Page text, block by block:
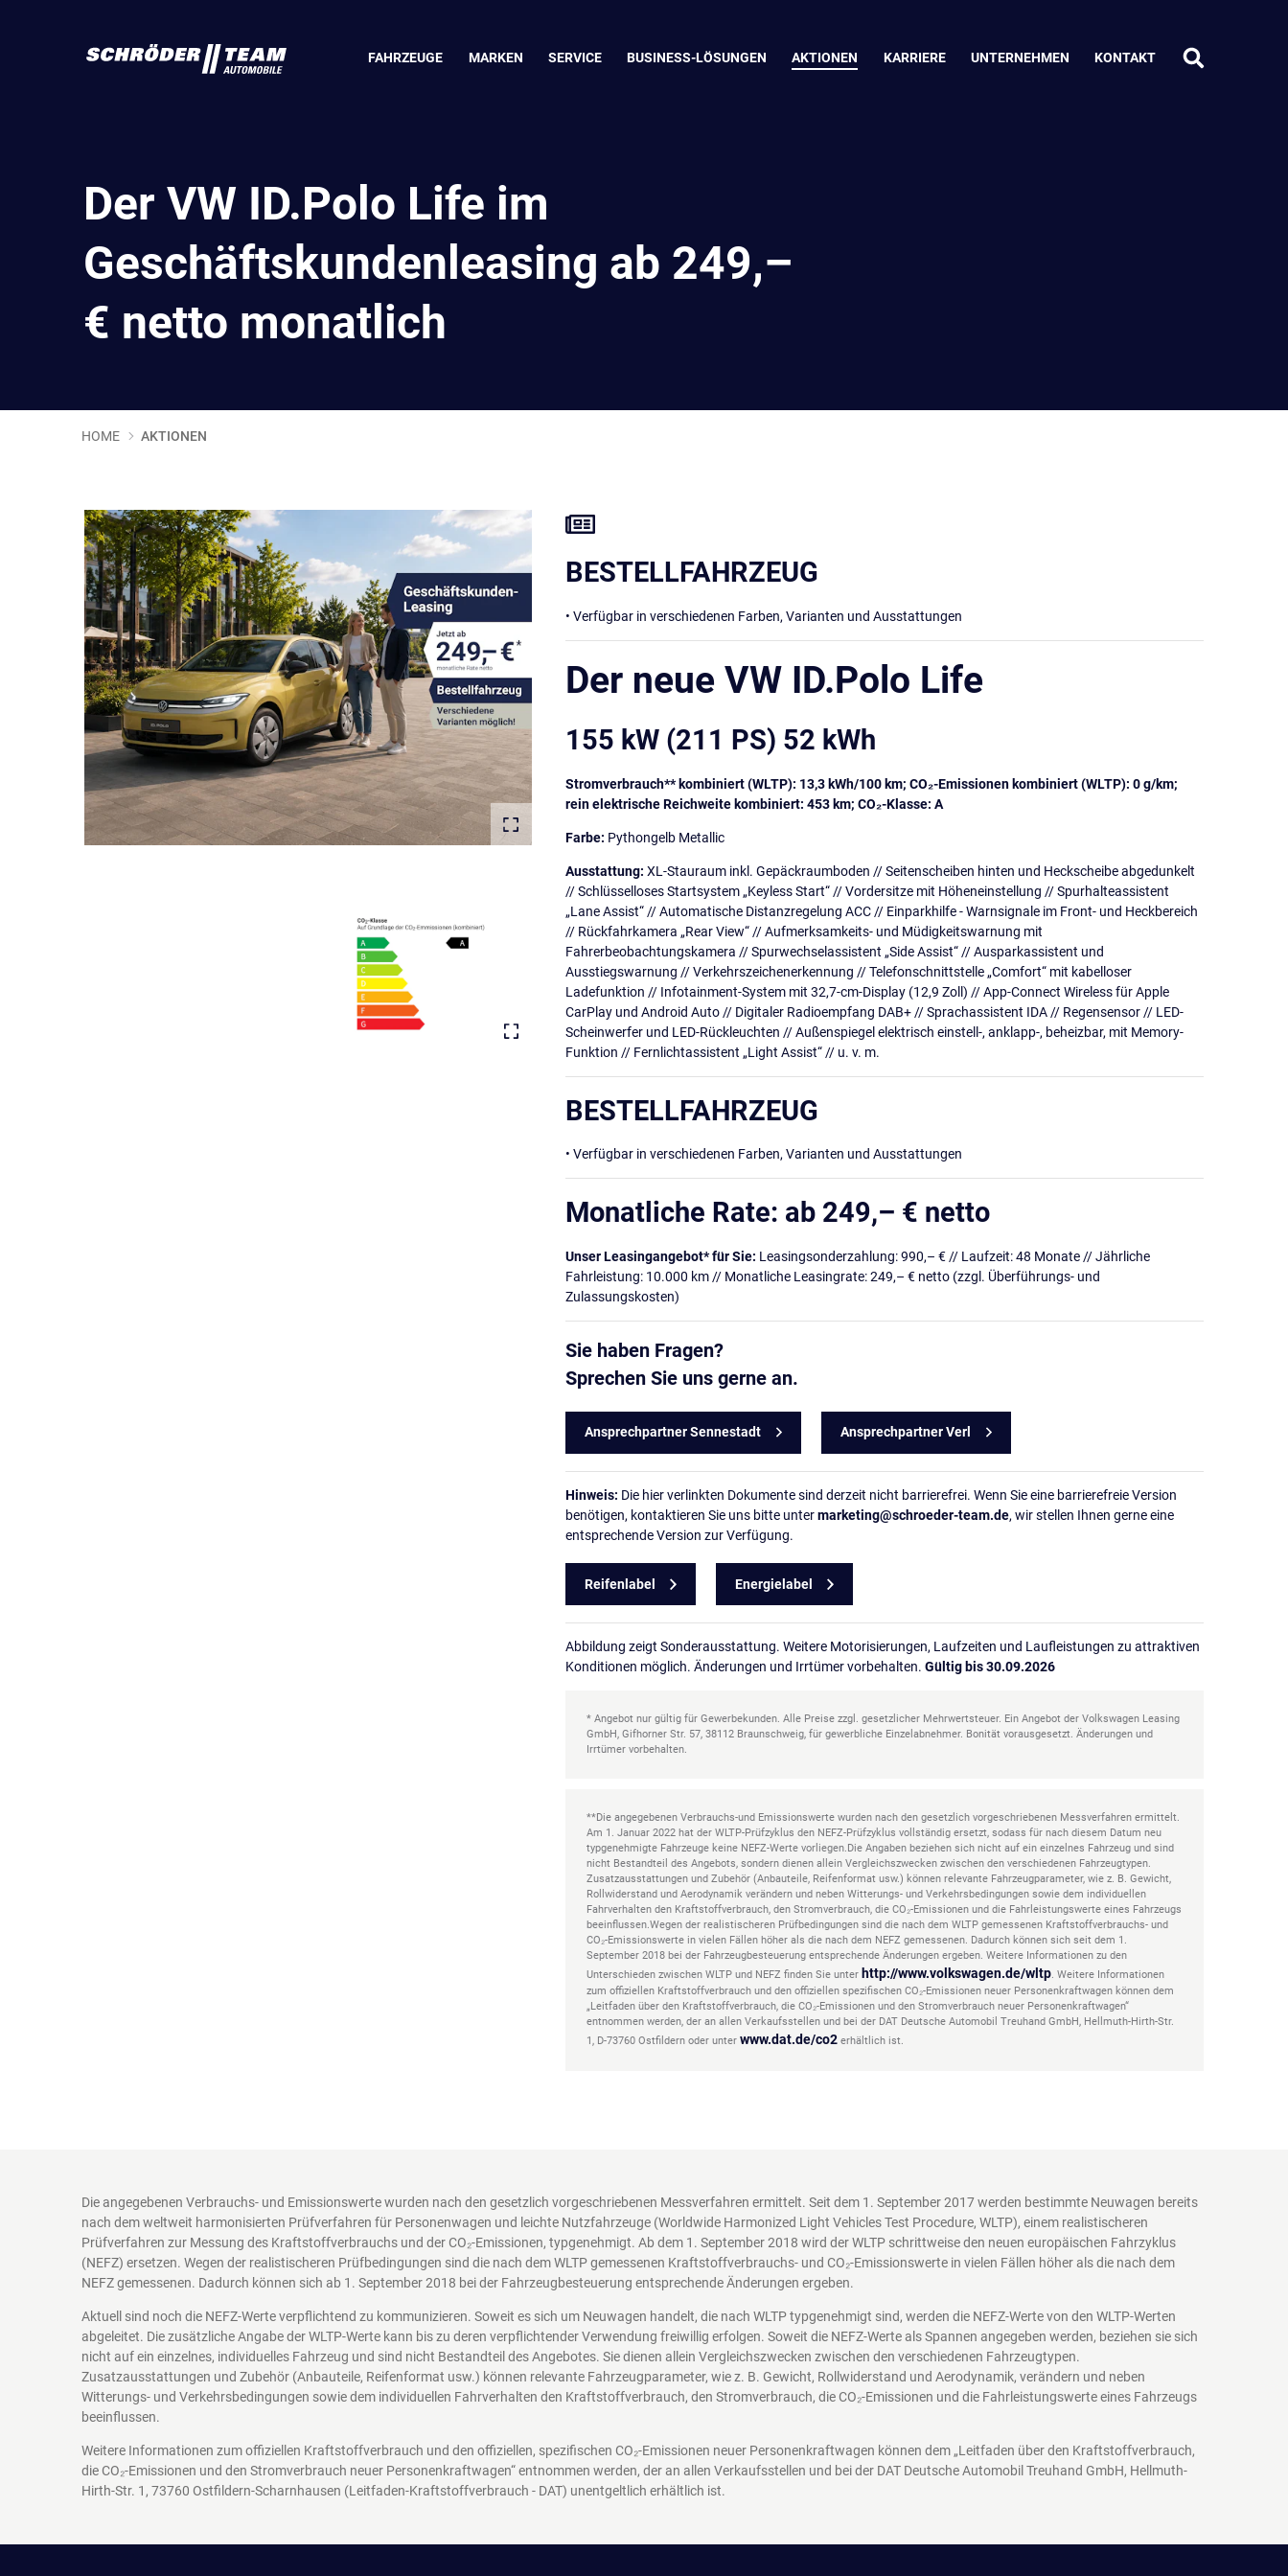
FAHRZEUGE MARKEN SERVICE BUSINESS-LÖSUNGEN AKTIONEN KARRIERE UNTERNEHMEN KONTAKT
Der VW ID.Polo Life im
Geschäftskundenleasing ab 249,–
€ netto monatlich
HOME AKTIONEN
BESTELLFAHRZEUG
• Verfügbar in verschiedenen Farben, Varianten und Ausstattungen
Der neue VW ID.Polo Life
155 kW (211 PS) 52 kWh
Stromverbrauch** kombiniert (WLTP): 13,3 kWh/100 km; CO₂-Emissionen kombiniert (WLTP): 0 g/km;
rein elektrische Reichweite kombiniert: 453 km; CO₂-Klasse: A
Farbe: Pythongelb Metallic
Ausstattung: XL-Stauraum inkl. Gepäckraumboden // Seitenscheiben hinten und Heckscheibe abgedunkelt
// Schlüsselloses Startsystem „Keyless Start“ // Vordersitze mit Höheneinstellung // Spurhalteassistent
„Lane Assist“ // Automatische Distanzregelung ACC // Einparkhilfe - Warnsignale im Front- und Heckbereich
// Rückfahrkamera „Rear View“ // Aufmerksamkeits- und Müdigkeitswarnung mit
Fahrerbeobachtungskamera // Spurwechselassistent „Side Assist“ // Ausparkassistent und
Ausstiegswarnung // Verkehrszeichenerkennung // Telefonschnittstelle „Comfort“ mit kabelloser
Ladefunktion // Infotainment-System mit 32,7-cm-Display (12,9 Zoll) // App-Connect Wireless für Apple
CarPlay und Android Auto // Digitaler Radioempfang DAB+ // Sprachassistent IDA // Regensensor // LED-
Scheinwerfer und LED-Rückleuchten // Außenspiegel elektrisch einstell-, anklapp-, beheizbar, mit Memory-
Funktion // Fernlichtassistent „Light Assist“ // u. v. m.
BESTELLFAHRZEUG
• Verfügbar in verschiedenen Farben, Varianten und Ausstattungen
Monatliche Rate: ab 249,– € netto
Unser Leasingangebot* für Sie: Leasingsonderzahlung: 990,– € // Laufzeit: 48 Monate // Jährliche
Fahrleistung: 10.000 km // Monatliche Leasingrate: 249,– € netto (zzgl. Überführungs- und
Zulassungskosten)
Sie haben Fragen?
Sprechen Sie uns gerne an.
Ansprechpartner Sennestadt Ansprechpartner Verl
Hinweis: Die hier verlinkten Dokumente sind derzeit nicht barrierefrei. Wenn Sie eine barrierefreie Version
benötigen, kontaktieren Sie uns bitte untermarketing@schroeder-team.de, wir stellen Ihnen gerne eine
entsprechende Version zur Verfügung.
Reifenlabel Energielabel
Abbildung zeigt Sonderausstattung. Weitere Motorisierungen, Laufzeiten und Laufleistungen zu attraktiven
Konditionen möglich. Änderungen und Irrtümer vorbehalten.Gültig bis 30.09.2026
* Angebot nur gültig für Gewerbekunden. Alle Preise zzgl. gesetzlicher Mehrwertsteuer. Ein Angebot der Volkswagen Leasing
GmbH, Gifhorner Str. 57, 38112 Braunschweig, für gewerbliche Einzelabnehmer. Bonität vorausgesetzt. Änderungen und
Irrtümer vorbehalten.
**Die angegebenen Verbrauchs-und Emissionswerte wurden nach den gesetzlich vorgeschriebenen Messverfahren ermittelt.
Am 1. Januar 2022 hat der WLTP-Prüfzyklus den NEFZ-Prüfzyklus vollständig ersetzt, sodass für nach diesem Datum neu
typgenehmigte Fahrzeuge keine NEFZ-Werte vorliegen.Die Angaben beziehen sich nicht auf ein einzelnes Fahrzeug und sind
nicht Bestandteil des Angebots, sondern dienen allein Vergleichszwecken zwischen den verschiedenen Fahrzeugtypen.
Zusatzausstattungen und Zubehör (Anbauteile, Reifenformat usw.) können relevante Fahrzeugparameter, wie z. B. Gewicht,
Rollwiderstand und Aerodynamik verändern und neben Witterungs- und Verkehrsbedingungen sowie dem individuellen
Fahrverhalten den Kraftstoffverbrauch, den Stromverbrauch, die CO₂-Emissionen und die Fahrleistungswerte eines Fahrzeugs
beeinflussen.Wegen der realistischeren Prüfbedingungen sind die nach dem WLTP gemessenen Kraftstoffverbrauchs- und
CO₂-Emissionswerte in vielen Fällen höher als die nach dem NEFZ gemessenen. Dadurch können sich seit dem 1.
September 2018 bei der Fahrzeugbesteuerung entsprechende Änderungen ergeben. Weitere Informationen zu den
Unterschieden zwischen WLTP und NEFZ finden Sie unter http://www.volkswagen.de/wltp. Weitere Informationen
zum offiziellen Kraftstoffverbrauch und den offiziellen spezifischen CO₂-Emissionen neuer Personenkraftwagen können dem
„Leitfaden über den Kraftstoffverbrauch, die CO₂-Emissionen und den Stromverbrauch neuer Personenkraftwagen“
entnommen werden, der an allen Verkaufsstellen und bei der DAT Deutsche Automobil Treuhand GmbH, Hellmuth-Hirth-Str.
1, D-73760 Ostfildern oder unterwww.dat.de/co2 erhältlich ist.
Die angegebenen Verbrauchs- und Emissionswerte wurden nach den gesetzlich vorgeschriebenen Messverfahren ermittelt. Seit dem 1. September 2017 werden bestimmte Neuwagen bereits
nach dem weltweit harmonisierten Prüfverfahren für Personenwagen und leichte Nutzfahrzeuge (Worldwide Harmonized Light Vehicles Test Procedure, WLTP), einem realistischeren
Prüfverfahren zur Messung des Kraftstoffverbrauchs und der CO₂-Emissionen, typgenehmigt. Ab dem 1. September 2018 wird der WLTP schrittweise den neuen europäischen Fahrzyklus
(NEFZ) ersetzen. Wegen der realistischeren Prüfbedingungen sind die nach dem WLTP gemessenen Kraftstoffverbrauchs- und CO₂-Emissionswerte in vielen Fällen höher als die nach dem
NEFZ gemessenen. Dadurch können sich ab 1. September 2018 bei der Fahrzeugbesteuerung entsprechende Änderungen ergeben.
Aktuell sind noch die NEFZ-Werte verpflichtend zu kommunizieren. Soweit es sich um Neuwagen handelt, die nach WLTP typgenehmigt sind, werden die NEFZ-Werte von den WLTP-Werten
abgeleitet. Die zusätzliche Angabe der WLTP-Werte kann bis zu deren verpflichtender Verwendung freiwillig erfolgen. Soweit die NEFZ-Werte als Spannen angegeben werden, beziehen sie sich
nicht auf ein einzelnes, individuelles Fahrzeug und sind nicht Bestandteil des Angebotes. Sie dienen allein Vergleichszwecken zwischen den verschiedenen Fahrzeugtypen.
Zusatzausstattungen und Zubehör (Anbauteile, Reifenformat usw.) können relevante Fahrzeugparameter, wie z. B. Gewicht, Rollwiderstand und Aerodynamik, verändern und neben
Witterungs- und Verkehrsbedingungen sowie dem individuellen Fahrverhalten den Kraftstoffverbrauch, den Stromverbrauch, die CO₂-Emissionen und die Fahrleistungswerte eines Fahrzeugs
beeinflussen.
Weitere Informationen zum offiziellen Kraftstoffverbrauch und den offiziellen, spezifischen CO₂-Emissionen neuer Personenkraftwagen können dem „Leitfaden über den Kraftstoffverbrauch,
die CO₂-Emissionen und den Stromverbrauch neuer Personenkraftwagen“ entnommen werden, der an allen Verkaufsstellen und bei der DAT Deutsche Automobil Treuhand GmbH, Hellmuth-
Hirth-Str. 1, 73760 Ostfildern-Scharnhausen (Leitfaden-Kraftstoffverbrauch - DAT) unentgeltlich erhältlich ist.